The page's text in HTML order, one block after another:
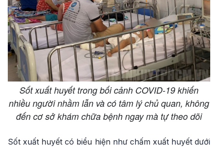
Sốt xuất huyết trong bối cảnh COVID-19 khiến
nhiều người nhầm lẫn và có tâm lý chủ quan, không
đến cơ sở khám chữa bệnh ngay mà tự theo dõi
Sốt xuất huyết có biểu hiện như chấm xuất huyết dưới